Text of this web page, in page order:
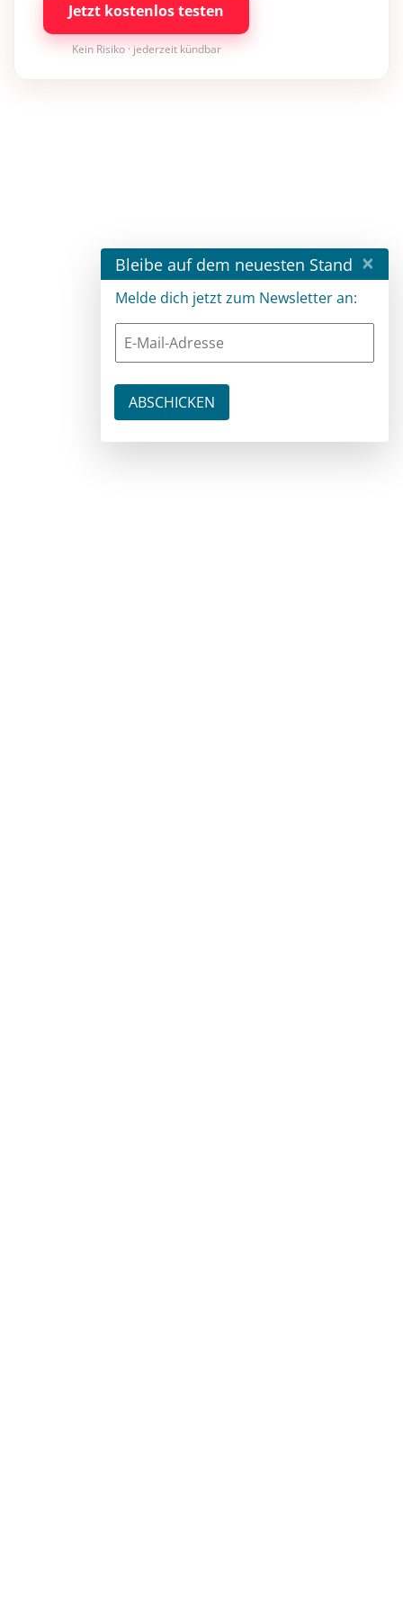
Jetzt kostenlos testen
Kein Risiko · jederzeit kündbar
Bleibe auf dem neuesten Stand ×
Melde dich jetzt zum Newsletter an: